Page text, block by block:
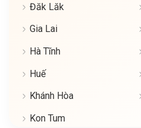
Đăk Lăk
Gia Lai
Hà Tĩnh
Huế
Khánh Hòa
Kon Tum